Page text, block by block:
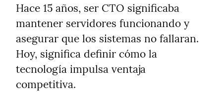
Hace 15 años, ser CTO significaba
mantener servidores funcionando y
asegurar que los sistemas no fallaran.
Hoy, significa definir cómo la
tecnología impulsa ventaja
competitiva.